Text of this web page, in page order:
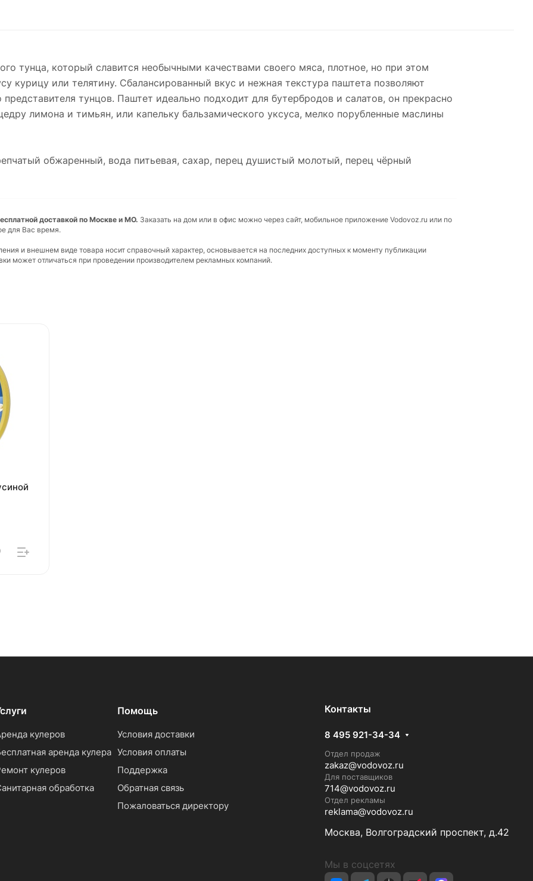
тунца, который славится необычными качествами своего мяса, плотное, но при этом
курицу или телятину. Сбалансированный вкус и нежная текстура паштета позволяют
тунцов. Паштет идеально подходит для бутербродов и салатов, он прекрасно
лимона и тимьян, или капельку бальзамического уксуса, мелко порубленные маслины
обжаренный, вода питьевая, сахар, перец душистый молотый, перец чёрный
доставкой по Москве и МО. Заказать на дом или в офис можно через сайт, мобильное приложение Vodovoz.ru или по
для Вас время.
и внешнем виде товара носит справочный характер, основывается на последних доступных к моменту публикации
может отличаться при проведении производителем рекламных компаний.
кулеров
аренда кулера
кулеров
обработка
Помощь
Условия доставки
Условия оплаты
Поддержка
Обратная связь
Пожаловаться директору
Контакты
8 495 921-34-34
Отдел продаж
zakaz@vodovoz.ru
Для поставщиков
714@vodovoz.ru
Отдел рекламы
reklama@vodovoz.ru
Москва, Волгоградский проспект, д.42
Мы в соцсетях